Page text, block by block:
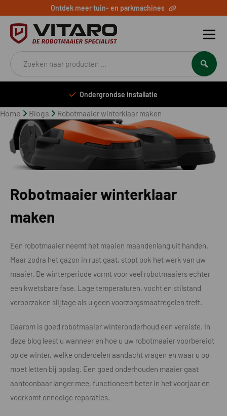
Ontdek meer tuin- en parkmachines
Producten
zoeken
Ondergrondse installatie
Home Blogs Robotmaaier winterklaar maken
Robotmaaier winterklaar
maken
Een robotmaaier neemt het maaien maandenlang uit handen.
Maar zodra het gazon in rust gaat, stopt ook het werk van uw
maaier. De winterperiode vormt voor veel robotmaaiers echter
een kwetsbare fase. Lage temperaturen, vocht en stilstand
veroorzaken slijtage als u geen voorzorgsmaatregelen treft.
Daarom is goed robotmaaier winteronderhoud een vereiste. In
deze blog leest u wanneer en hoe u uw robotmaaier voorbereidt
op de winter, welke onderdelen aandacht vragen en waar u op
moet letten bij opslag. Een goed onderhouden maaier gaat
aantoonbaar langer mee, functioneert beter in het voorjaar en
voorkomt onnodige reparaties.